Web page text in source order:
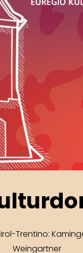
Trentino:
Weingartner